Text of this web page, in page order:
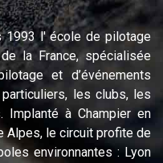
1993 l' école de pilotage
la France, spécialisée
et d’événements
les clubs, les
à Champier en
Alpes, le circuit profite de
environnantes : Lyon